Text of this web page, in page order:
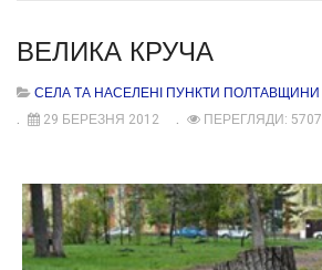
ВЕЛИКА КРУЧА
СЕЛА ТА НАСЕЛЕНІ ПУНКТИ ПОЛТАВЩИНИ
29 БЕРЕЗНЯ 2012
ПЕРЕГЛЯДИ: 5707